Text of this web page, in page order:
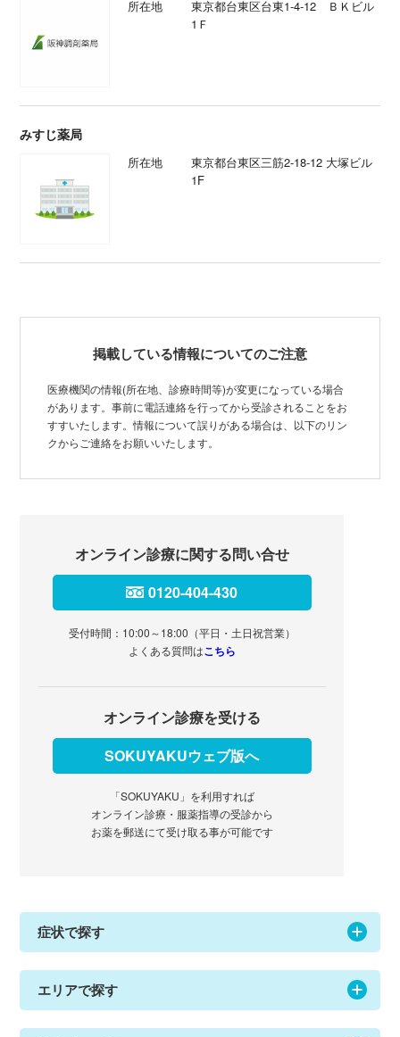
所在地
東京都台東区台東1-4-12 ＢＫビル
1Ｆ
みすじ薬局
所在地
東京都台東区三筋2-18-12 大塚ビル
1F
掲載している情報についてのご注意
医療機関の情報(所在地、診療時間等)が変更になっている場合
があります。事前に電話連絡を行ってから受診されることをお
すすいたします。情報について誤りがある場合は、以下のリン
クからご連絡をお願いいたします。
オンライン診療に関する問い合せ
0120-404-430
受付時間：10:00～18:00（平日・土日祝営業）
よくある質問はこちら
オンライン診療を受ける
SOKUYAKUウェブ版へ
「SOKUYAKU」を利用すれば
オンライン診療・服薬指導の受診から
お薬を郵送にて受け取る事が可能です
症状で探す
エリアで探す